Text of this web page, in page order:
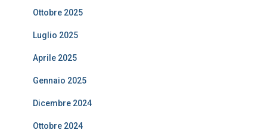
Ottobre 2025
Luglio 2025
Aprile 2025
Gennaio 2025
Dicembre 2024
Ottobre 2024